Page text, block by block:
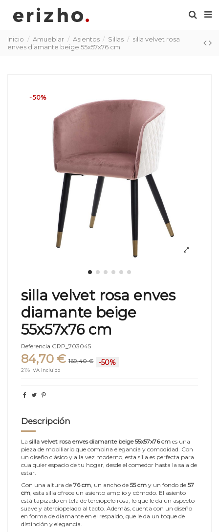
Inicio Amueblar Asientos Sillas
silla velvet rosa
enves diamante beige 55x57x76 cm
-50%
silla velvet rosa enves
diamante beige
55x57x76 cm
Referencia GRP_703045
84,70 € 169,40 € -50%
21% IVA incluido
Descripción
La silla velvet rosa enves diamante beige 55x57x76 cm es una
pieza de mobiliario que combina elegancia y comodidad. Con
un diseño clásico y a la vez moderno, esta silla es perfecta para
cualquier espacio de tu hogar, desde el comedor hasta la sala de
estar.
Con una altura de 76 cm, un ancho de 55 cm y un fondo de 57
cm, esta silla ofrece un asiento amplio y cómodo. El asiento
está tapizado en tela de terciopelo rosa, lo que le da un aspecto
suave y aterciopelado al tacto. Además, cuenta con un diseño
en forma de diamante en el respaldo, que le da un toque de
distinción y elegancia.